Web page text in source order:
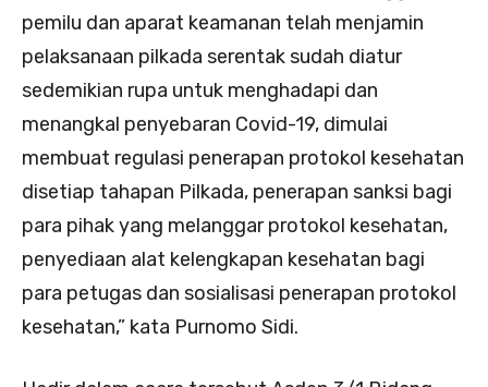
pemilu dan aparat keamanan telah menjamin
pelaksanaan pilkada serentak sudah diatur
sedemikian rupa untuk menghadapi dan
menangkal penyebaran Covid-19, dimulai
membuat regulasi penerapan protokol kesehatan
disetiap tahapan Pilkada, penerapan sanksi bagi
para pihak yang melanggar protokol kesehatan,
penyediaan alat kelengkapan kesehatan bagi
para petugas dan sosialisasi penerapan protokol
kesehatan,” kata Purnomo Sidi.